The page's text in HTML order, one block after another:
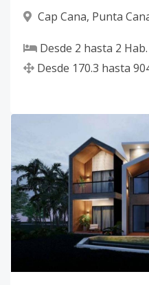
Cap Cana, Punta
Desde 2 hasta 2 Hab.
Desde 170.3 hasta